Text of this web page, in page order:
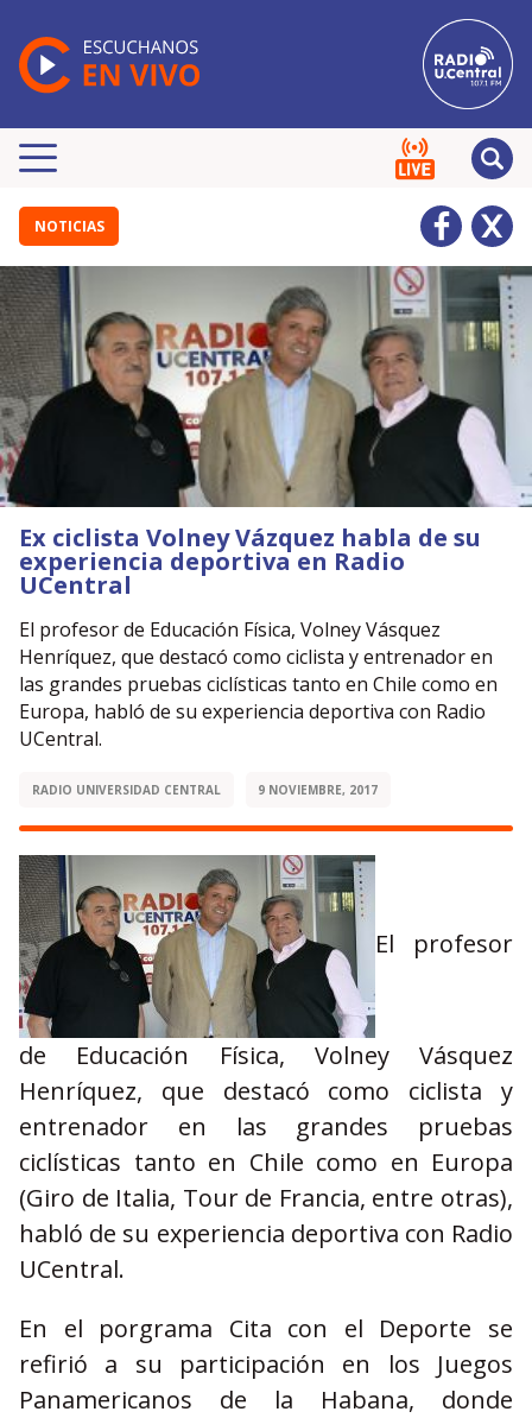
NOTICIAS
Ex ciclista Volney Vázquez habla de su
experiencia deportiva en Radio
UCentral
El profesor de Educación Física, Volney Vásquez
Henríquez, que destacó como ciclista y entrenador en
las grandes pruebas ciclísticas tanto en Chile como en
Europa, habló de su experiencia deportiva con Radio
UCentral.
RADIO UNIVERSIDAD CENTRAL 9 NOVIEMBRE, 2017
El profesor
de Educación Física, Volney Vásquez
Henríquez, que destacó como ciclista y
entrenador en las grandes pruebas
ciclísticas tanto en Chile como en Europa
(Giro de Italia, Tour de Francia, entre otras),
habló de su experiencia deportiva con Radio
UCentral.
En el porgrama Cita con el Deporte se
refirió a su participación en los Juegos
Panamericanos de la Habana, donde